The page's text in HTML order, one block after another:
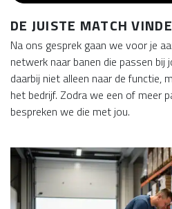
DE JUISTE MATCH
Na ons gesprek gaan we voor je
netwerk naar banen die passen bij
daarbij niet alleen naar de functie,
het bedrijf. Zodra we een of meer
bespreken we die met jou.